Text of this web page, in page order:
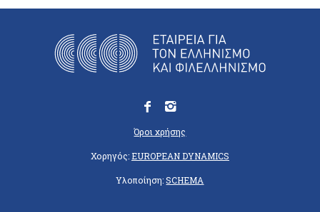
Όροι χρήσης
Χορηγός:EUROPEAN DYNAMICS
Υλοποίηση:SCHEMA